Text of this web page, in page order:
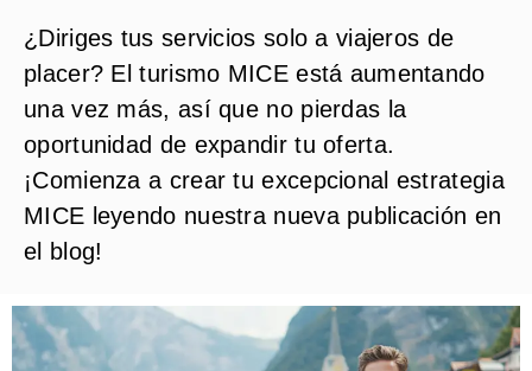
¿Diriges tus servicios solo a viajeros de
placer? El turismo MICE está aumentando
una vez más, así que no pierdas la
oportunidad de expandir tu oferta.
¡Comienza a crear tu excepcional estrategia
MICE leyendo nuestra nueva publicación en
el blog!